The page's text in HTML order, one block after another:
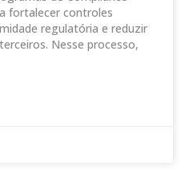
fortalecer controles
regulatória e reduzir
Nesse processo,